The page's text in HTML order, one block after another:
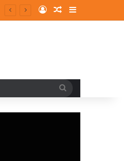
Log InRandom Article
Sidebar